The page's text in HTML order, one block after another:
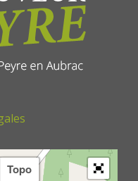
Topo